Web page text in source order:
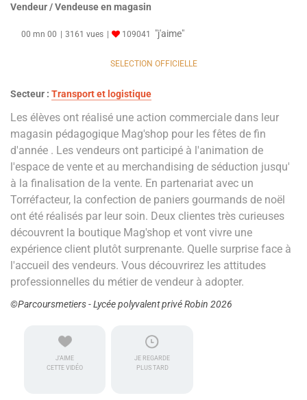
Vendeur / Vendeuse en magasin
00 mn 00 3161 vues 109041 "j'aime"
SELECTION OFFICIELLE
Secteur : Transport et logistique
Les élèves ont réalisé une action commerciale dans leur
magasin pédagogique Mag'shop pour les fêtes de fin
d'année . Les vendeurs ont participé à l'animation de
l'espace de vente et au merchandising de séduction jusqu'
à la finalisation de la vente. En partenariat avec un
Torréfacteur, la confection de paniers gourmands de noël
ont été réalisés par leur soin. Deux clientes très curieuses
découvrent la boutique Mag'shop et vont vivre une
expérience client plutôt surprenante. Quelle surprise face à
l'accueil des vendeurs. Vous découvrirez les attitudes
professionnelles du métier de vendeur à adopter.
©Parcoursmetiers - Lycée polyvalent privé Robin 2026
J'AIME
CETTE VIDÉO
JE REGARDE
PLUS TARD